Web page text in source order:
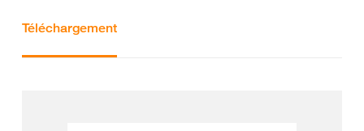
Téléchargement